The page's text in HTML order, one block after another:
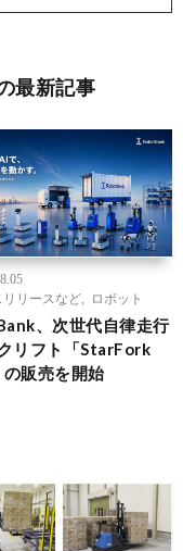
最新記事
リリースなど
ロボット
、次世代自律走行
リフト「StarFork
販売を開始